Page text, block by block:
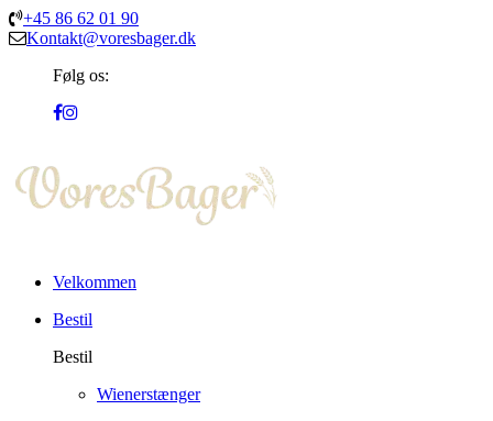
+45 86 62 01 90
Kontakt@voresbager.dk
Følg os:
Velkommen
Bestil
Bestil
Wienerstænger